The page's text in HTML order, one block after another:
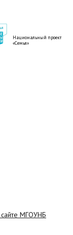
Национальный проект
«Семья»
сайте МГОУНБ